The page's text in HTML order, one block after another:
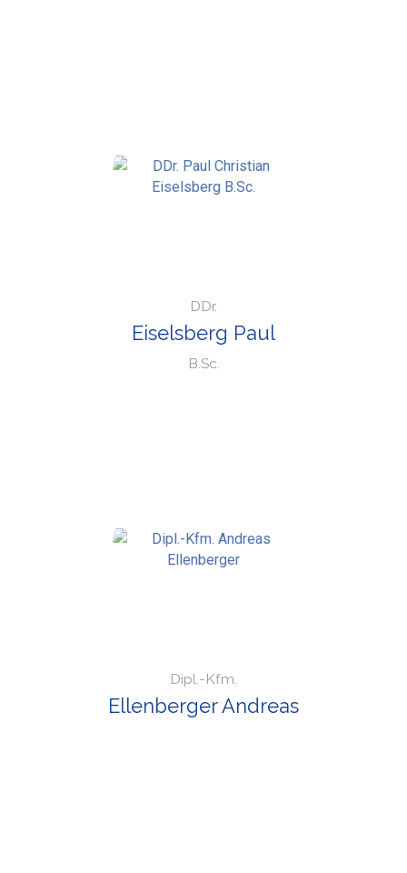
DDr.
Eiselsberg Paul
B.Sc.
Dipl.-Kfm.
Ellenberger Andreas